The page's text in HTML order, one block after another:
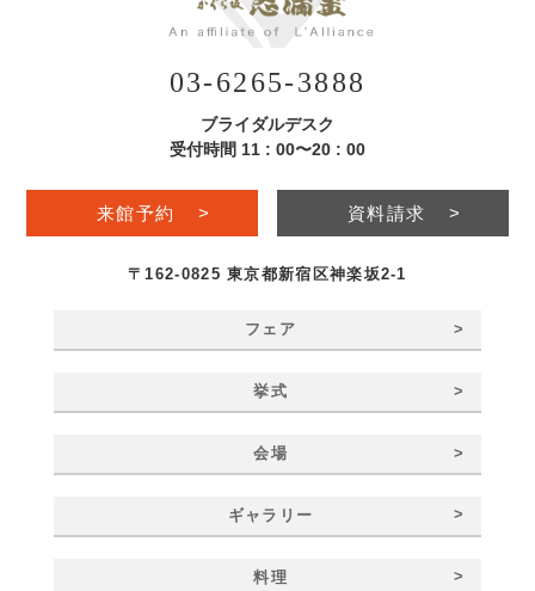
03-6265-3888
ブライダルデスク
受付時間 11 : 00〜20 : 00
来館予約 > 資料請求 >
〒162-0825 東京都新宿区神楽坂2-1
フェア >
挙式 >
会場 >
ギャラリー >
料理 >